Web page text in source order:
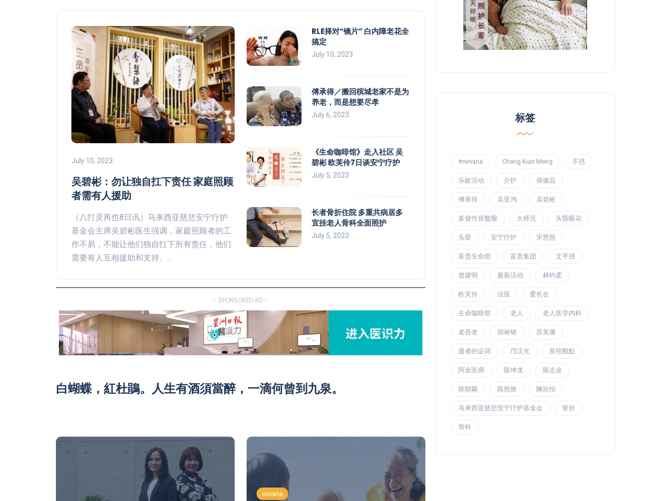
July 10, 2023
吴碧彬：勿让独自扛下责任 家庭照顾
者需有人援助
（八打灵再也8日讯）马来西亚慈悲安宁疗护
基金会主席吴碧彬医生强调，家庭照顾者的工
作不易，不能让他们独自扛下所有责任，他们
需要有人互相援助和支持。…
RLE择对“镜片” 白内障老花全
搞定
July 10, 2023
傅承得／搬回槟城老家不是为
养老，而是想要尽孝
July 6, 2023
《生命咖啡馆》走入社区 吴
碧彬 欧芙伶7日谈安宁疗护
July 5, 2023
长者骨折住院 多重共病居多
宜挂老人骨科全面照护
July 5, 2023
- SPONSORED AD -
白蝴蝶，紅杜鵑。人生有酒須當醉，一滴何曾到九泉。
nirvana
标签
#nirvana Chang Kian Meng 不惑
乐龄活动 介护 保健品
傅承得 吴亚鸿 吴碧彬
多發性骨髓瘤 大师兄 头昏眼花
头晕 安宁疗护 宋慧慈
富贵生命馆 富贵集团 文平强
曾建明 最新活动 林钧柔
欧芙伶 法医 爱长在
生命咖啡馆 老人 老人医学内科
老吾老 胡禄铭 苏美珊
逝者的证词 邝汉光 長照觀點
阿金医师 陈坤龙 陈志金
陈朝颖 陈然致 陳欣怡
马来西亚慈悲安宁疗护基金会 骨折
骨科